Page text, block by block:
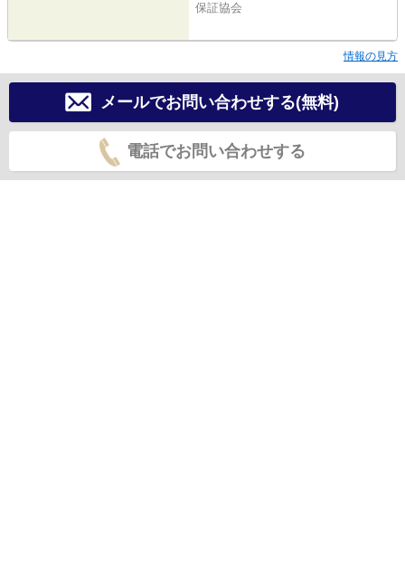
保証協会
情報の見方
メールでお問い合わせする(無料)
電話でお問い合わせする